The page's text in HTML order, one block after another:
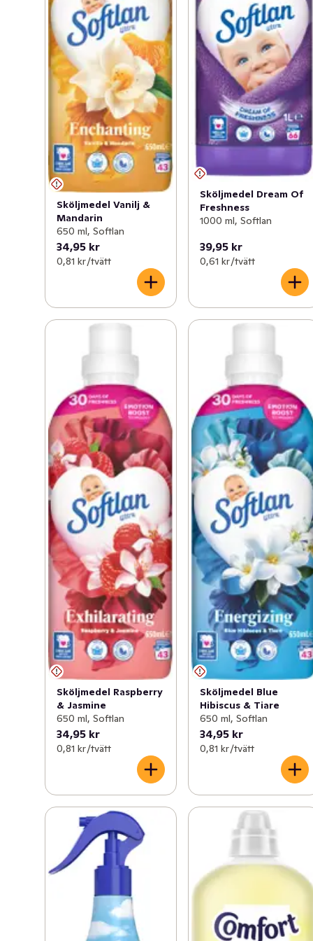
Sköljmedel Vanilj &
Mandarin
650 ml, Softlan
34,95 kr
0,81 kr /tvätt
Sköljmedel Dream Of
Freshness
1000 ml, Softlan
39,95 kr
0,61 kr /tvätt
Sköljmedel Raspberry
& Jasmine
650 ml, Softlan
34,95 kr
0,81 kr /tvätt
Sköljmedel Blue
Hibiscus & Tiare
650 ml, Softlan
34,95 kr
0,81 kr /tvätt